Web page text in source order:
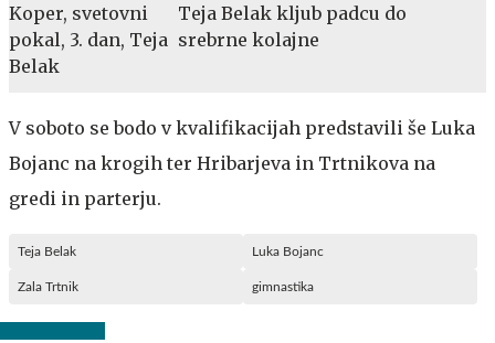
Teja Belak kljub padcu do
srebrne kolajne
V soboto se bodo v kvalifikacijah predstavili še Luka
Bojanc na krogih ter Hribarjeva in Trtnikova na
gredi in parterju.
Teja Belak Luka Bojanc
Zala Trtnik gimnastika